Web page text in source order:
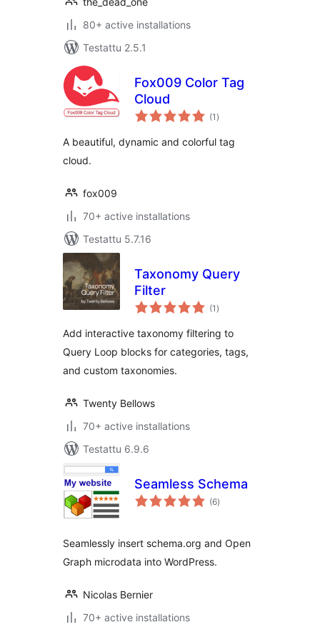
80+ active installations
Testattu 2.5.1
Fox009 Color Tag
Cloud
(1 arvosanat
yhteensä
)
A beautiful, dynamic and colorful tag
cloud.
fox009
70+ active installations
Testattu 5.7.16
Taxonomy Query
Filter
(1 arvosanat
yhteensä
)
Add interactive taxonomy filtering to
Query Loop blocks for categories, tags,
and custom taxonomies.
Twenty Bellows
70+ active installations
Testattu 6.9.6
Seamless Schema
(6arvosanat
yhteensä
)
Seamlessly insert schema.org and Open
Graph microdata into WordPress.
Nicolas Bernier
70+ active installations